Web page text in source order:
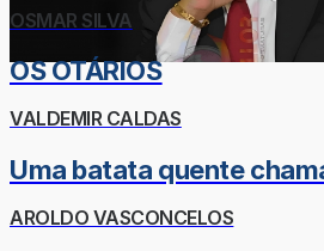
OSMAR SILVA
OS OTÁRIOS
VALDEMIR CALDAS
Uma batata quente
AROLDO VASCONCELOS